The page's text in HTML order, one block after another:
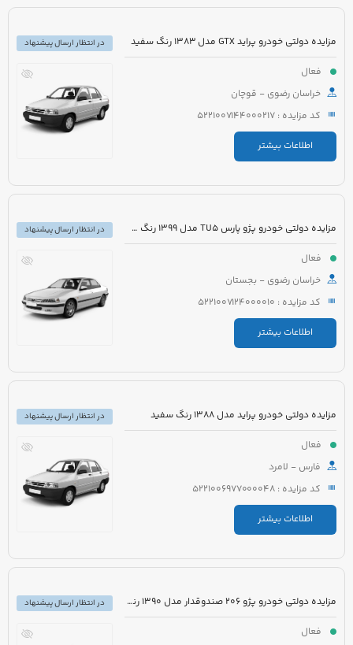
مزایده دولتی خودرو پراید GTX مدل 1383 رنگ سفید
فعال
خراسان رضوی - قوچان
کد مزایده : 5221007144000217
اطلاعات بیشتر
در انتظار ارسال پیشنهاد
مزایده دولتی خودرو پژو پارس TU5 مدل 1399 رنگ سفید
فعال
خراسان رضوی - بجستان
کد مزایده : 5221007124000010
اطلاعات بیشتر
در انتظار ارسال پیشنهاد
مزایده دولتی خودرو پراید مدل 1388 رنگ سفید
فعال
فارس - لامرد
کد مزایده : 5221006977000048
اطلاعات بیشتر
در انتظار ارسال پیشنهاد
مزایده دولتی خودرو پژو 206 صندوقدار مدل 1390 رنگ سفید روغنی
فعال
در انتظار ارسال پیشنهاد